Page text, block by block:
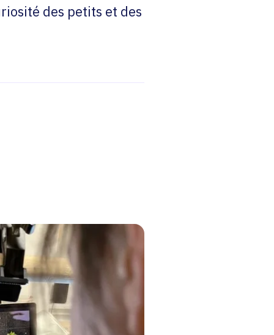
des petits et des